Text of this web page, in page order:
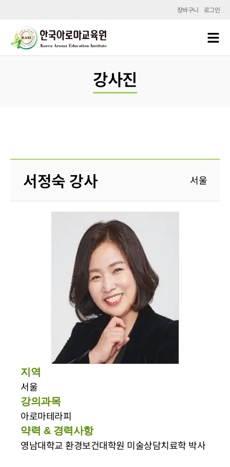
장바구니 로그인
강사진
서정숙 강사 서울
지역
서울
강의과목
아로마테라피
약력 & 경력사항
영남대학교 환경보건대학원 미술상담치료학 박사